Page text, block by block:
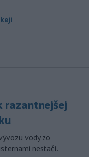
razantnejšej
vody zo
nestačí.